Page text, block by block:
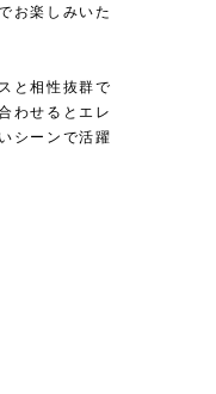
お楽しみいた
と相性抜群で
わせるとエレ
シーンで活躍